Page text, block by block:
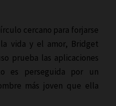
cercano para forjarse
vida y el amor, Bridget
prueba las aplicaciones
es perseguida por un
más joven que ella